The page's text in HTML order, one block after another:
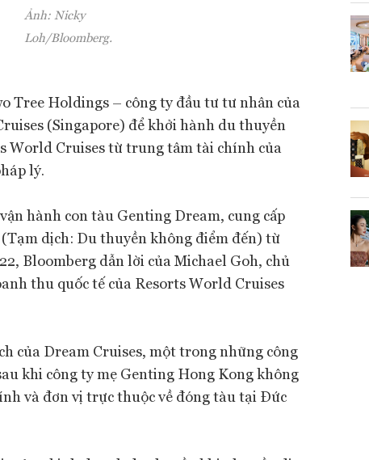
Ảnh: Nicky
Loh/Bloomberg.
Tree Holdings – công ty đầu tư tư nhân của
(Singapore) để khởi hành du thuyền
World Cruises từ trung tâm tài chính của
lý.
hành con tàu Genting Dream, cung cấp
dịch: Du thuyền không điểm đến) từ
Bloomberg dẫn lời của Michael Goh, chủ
thu quốc tế của Resorts World Cruises
của Dream Cruises, một trong những công
khi công ty mẹ Genting Hong Kong không
và đơn vị trực thuộc về đóng tàu tại Đức